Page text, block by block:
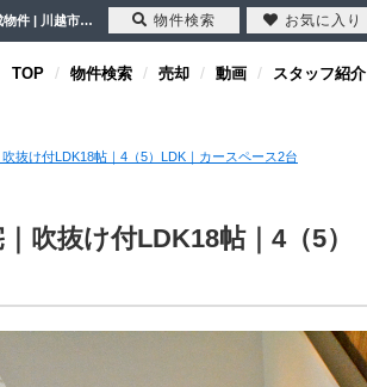
【完成物件】日高市高麗川｜新築分譲住宅｜吹抜け付LDK18帖｜4（5）LDK｜カースペース2台【2023-05-06更新】完成物件 | 川越市・坂戸市・鶴ヶ島市の不動産（新築一戸建て・中古戸建・土地・中古マンション）不動産売却はセンチュリー21クレド
TOP 物件検索 売却 動画 スタッフ紹介
抜け付LDK18帖｜4（5）LDK｜カースペース2台
吹抜け付LDK18帖｜4（5）
物件検索 お気に入り